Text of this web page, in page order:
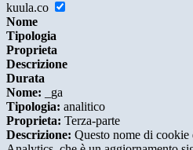
kuula.co
Nome
Tipologia
Proprieta
Descrizione
Durata
Nome: _ga
Tipologia: analitico
Proprieta: Terza-parte
Descrizione: Questo nome di cookie